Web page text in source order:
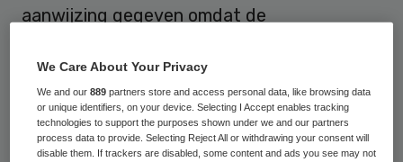
aanwijzing gegeven omdat de
voor het leveren van goede zorg.
Medidental moet binnen een maand
maatregelen nemen om de problemen op te
lossen.
We Care About Your Privacy
We and our889 partners store and access personal data, like browsing data
or unique identifiers, on your device. Selecting I Accept enables tracking
technologies to support the purposes shown under we and our partners
process data to provide. Selecting Reject All or withdrawing your consent will
disable them. If trackers are disabled, some content and ads you see may not